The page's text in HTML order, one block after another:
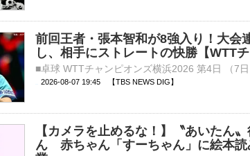
前回王者・張本智和が8強入り！大会
し、相手にストレートの快勝【WTT
2026-08-07 19:45 【TBS NEWS DIG】
【カメラを止めるな！】〝あいたん
ん 赤ちゃん「すーちゃん」に絵本読